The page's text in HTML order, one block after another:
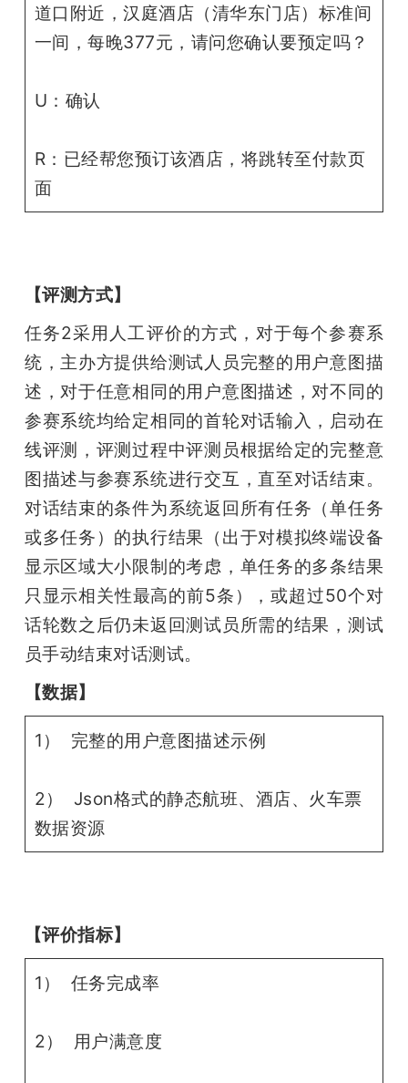
道口附近，汉庭酒店（清华东门店）标准间
一间，每晚377元，请问您确认要预定吗？
U：确认
R：已经帮您预订该酒店，将跳转至付款页
面
【评测方式】
任务2采用人工评价的方式，对于每个参赛系
统，主办方提供给测试人员完整的用户意图描
述，对于任意相同的用户意图描述，对不同的
参赛系统均给定相同的首轮对话输入，启动在
线评测，评测过程中评测员根据给定的完整意
图描述与参赛系统进行交互，直至对话结束。
对话结束的条件为系统返回所有任务（单任务
或多任务）的执行结果（出于对模拟终端设备
显示区域大小限制的考虑，单任务的多条结果
只显示相关性最高的前5条），或超过50个对
话轮数之后仍未返回测试员所需的结果，测试
员手动结束对话测试。
【数据】
1） 完整的用户意图描述示例
2） Json格式的静态航班、酒店、火车票
数据资源
【评价指标】
1） 任务完成率
2） 用户满意度